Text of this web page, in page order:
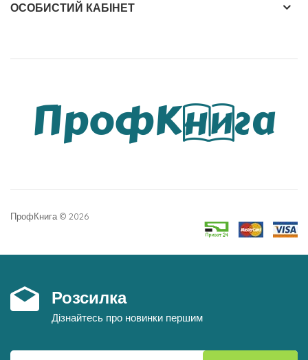
ОСОБИСТИЙ КАБІНЕТ
ПрофКнига © 2026
Розсилка
Дізнайтесь про новинки першим